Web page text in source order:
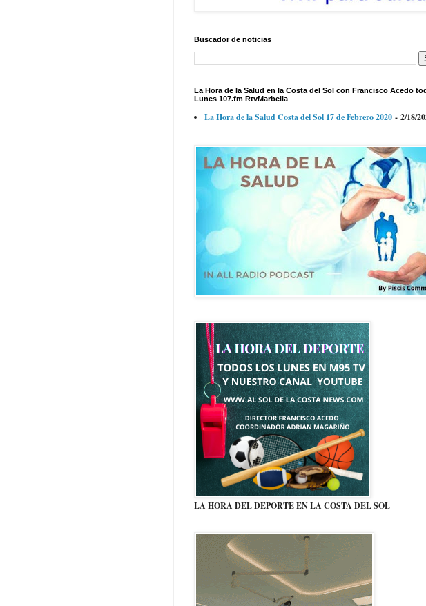
Buscador de noticias
La Hora de la Salud en la Costa del Sol con Francisco Acedo
Lunes 107.fm RtvMarbella
La Hora de la Salud Costa del Sol 17 de Febrero 2020 - 2/18/
LA HORA DEL DEPORTE EN LA COSTA DEL SOL